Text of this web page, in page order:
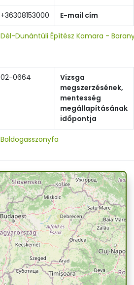
+36308153000 E-mail cím
Dél-Dunántúli Építész Kamara -
02-0664
Vizsga
megszerzésének,
mentesség
megállapításának
időpontja
Boldogasszonyfa